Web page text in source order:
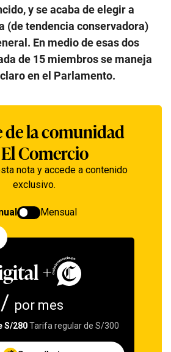
y se acaba de elegir a
(de tendencia conservadora)
En medio de esas dos
de 15 miembros se maneja
en el Parlamento.